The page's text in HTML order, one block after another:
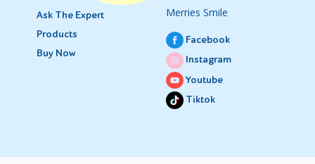
Ask The Expert
Products
Buy Now
Merries Smile
Facebook
Instagram
Youtube
Tiktok